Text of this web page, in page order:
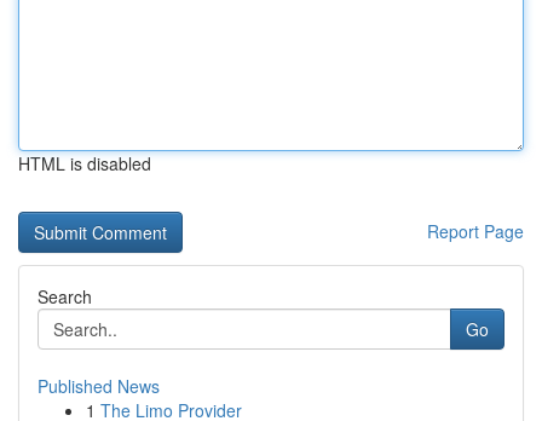
HTML is disabled
Report Page
Search
Go
Published News
1 The Limo Provider